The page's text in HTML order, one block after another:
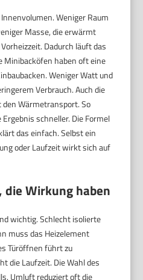
Weniger Raum
Masse, die erwärmt
Dadurch läuft das
Minibacköfen haben oft eine
Weniger Watt und
Verbrauch. Auch die
Wärmetransport. So
schneller. Die Formel
das einfach. Selbst ein
oder Laufzeit wirkt sich auf
die Wirkung haben
wichtig. Schlecht isolierte
muss das Heizelement
Türöffnen führt zu
die Laufzeit. Die Wahl des
Umluft reduziert oft die